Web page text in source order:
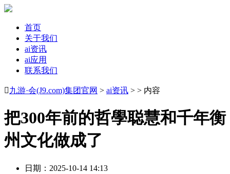
首页
关于我们
ai资讯
ai应用
联系我们
九游·会(J9.com)集团官网 > ai资讯 > > 内容
把300年前的哲學聪慧和千年衡
州文化做成了
日期：2025-10-14 14:13